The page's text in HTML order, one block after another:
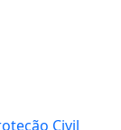
Civil